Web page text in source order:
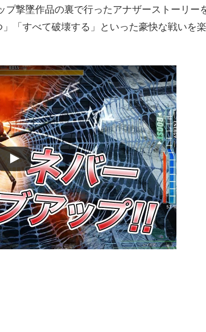
撃墜作品の裏で行ったアナザーストーリー
「すべて破壊する」といった豪快な戦いを